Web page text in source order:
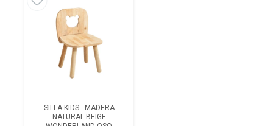
SILLA KIDS - MADERA
NATURAL-BEIGE